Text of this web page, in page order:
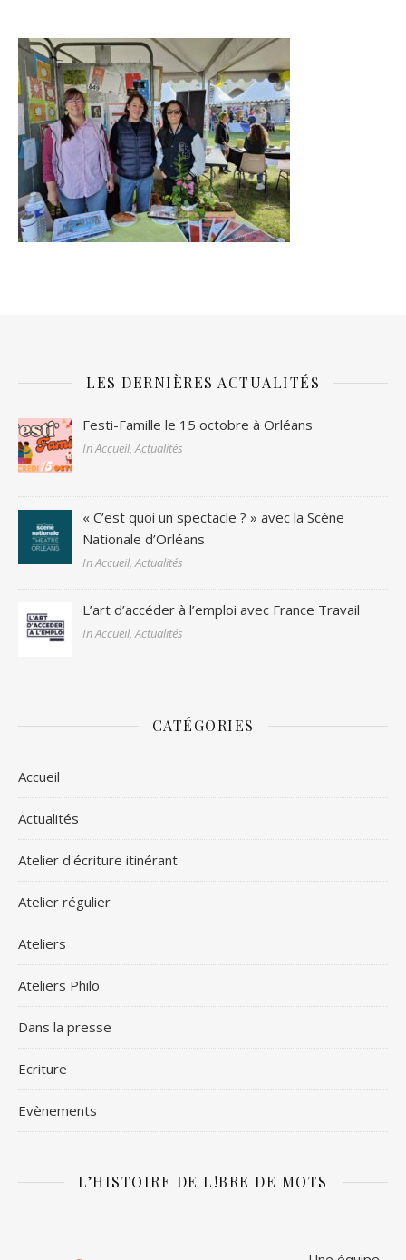
LES DERNIÈRES ACTUALITÉS
Festi-Famille le 15 octobre à Orléans
In Accueil, Actualités
« C’est quoi un spectacle ? » avec la Scène
Nationale d’Orléans
In Accueil, Actualités
L’art d’accéder à l’emploi avec France Travail
In Accueil, Actualités
CATÉGORIES
Accueil
Actualités
Atelier d'écriture itinérant
Atelier régulier
Ateliers
Ateliers Philo
Dans la presse
Ecriture
Evènements
L’HISTOIRE DE L!BRE DE MOTS